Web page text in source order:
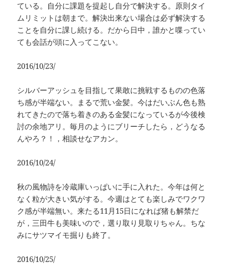
ている。自分に課題を提起し自分で解決する。原則タイ
ムリミットは朝まで。解決出来ない場合は必ず解決する
ことを自分に課し続ける。だから日中，誰かと喋ってい
ても会話が頭に入ってこない。
2016/10/23/
シルバーアッシュを目指して果敢に挑戦するものの色落
ち感が半端ない。まるで荒い金髪。今はだいぶん色も熟
れてきたので落ち着きのある金髪になっているが今後検
討の余地アリ。毎月のようにブリーチしたら，どうなる
んやろ？！，相談せなアカン。
2016/10/24/
秋の風物詩を冷蔵庫いっぱいに手に入れた。今年は何と
なく粒が大きい気がする。今週はとても楽しみでワクワ
ク感が半端無い。来たる11月15日になれば猪も解禁だ
が，三田牛も美味いので，選り取り見取りちゃん。ちな
みにサツマイモ掘りも終了。
2016/10/25/